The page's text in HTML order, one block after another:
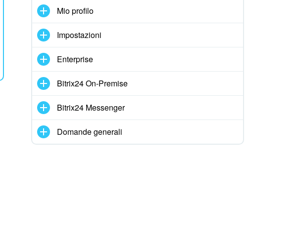
Mio profilo
Impostazioni
Enterprise
Bitrix24 On-Premise
Bitrix24 Messenger
Domande generali